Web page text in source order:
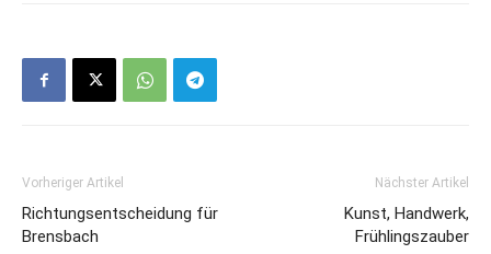
Vorheriger Artikel
Richtungsentscheidung für
Brensbach
Nächster Artikel
Kunst, Handwerk,
Frühlingszauber